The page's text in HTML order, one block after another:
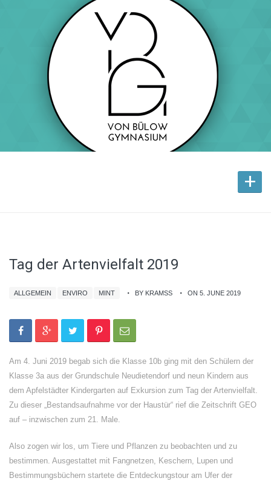
+
Tag der Artenvielfalt 2019
ALLGEMEIN ENVIRO MINT BY KRAMSS ON 5. JUNE 2019
Am 4. Juni 2019 begab sich die Klasse 10b ging mit den Schülern der
Klasse 3a aus der Grundschule Neudietendorf und neun Kindern aus
dem Apfelstädter Kindergarten auf Exkursion zum Tag der Artenvielfalt.
Zu dieser „Bestandsaufnahme vor der Haustür“ rief die Zeitschrift GEO
auf – inzwischen zum 21. Male.
Also zogen wir los, um Tiere und Pflanzen zu beobachten und zu
bestimmen. Ausgestattet mit Fangnetzen, Keschern, Lupen und
Bestimmungsbüchern startete die Entdeckungstour am Ufer der